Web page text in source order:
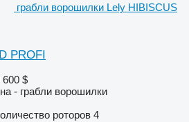
грабли ворошилки Lely HIBISCUS
PROFI
600 $
- грабли ворошилки
роторов 4